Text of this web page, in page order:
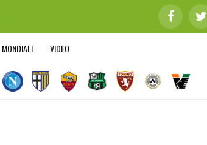
MONDIALI VIDEO